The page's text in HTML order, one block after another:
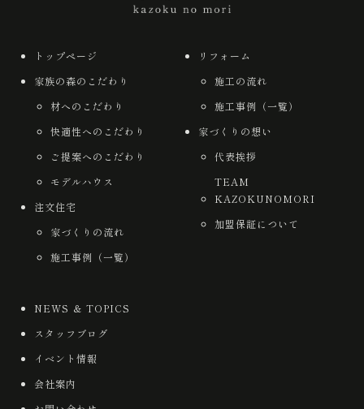
トップページ
家族の森のこだわり
材へのこだわり
快適性へのこだわり
ご提案へのこだわり
モデルハウス
注文住宅
家づくりの流れ
施工事例（一覧）
リフォーム
施工の流れ
施工事例（一覧）
家づくりの想い
代表挨拶
TEAM
KAZOKUNOMORI
加盟保証について
NEWS ＆ TOPICS
スタッフブログ
イベント情報
会社案内